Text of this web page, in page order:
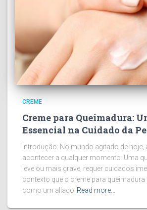
CREME
Creme para Queimadura:
Essencial na Cuidado da
Introdução: No mundo agitado de hoje,
acontecer a qualquer momento. Uma
leve ou mais grave, requer cuidados
contexto que o creme para queimadura
como um aliado Read more…